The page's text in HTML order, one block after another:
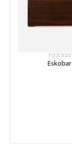
מנורת קיר
Eskobar